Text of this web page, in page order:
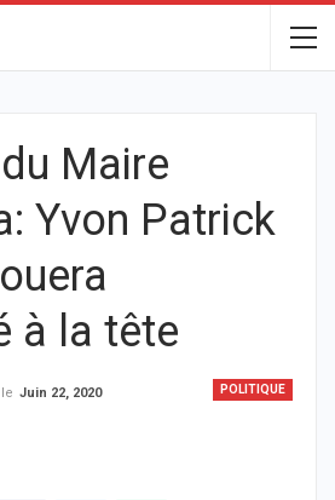
Maire
Yvon Patrick
à la tête
POLITIQUE
le Juin 22, 2020